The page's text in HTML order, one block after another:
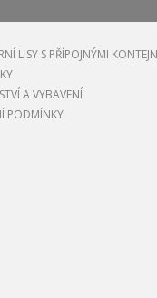
LISY S PŘÍPOJNÝMI
A VYBAVENÍ
PODMÍNKY